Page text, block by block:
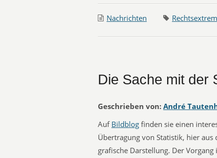
Nachrichten
Die Sache mit der
Geschrieben von: André
Auf Bildblog finden sie einen
Übertragung von Statistik, hier
grafische Darstellung. Der